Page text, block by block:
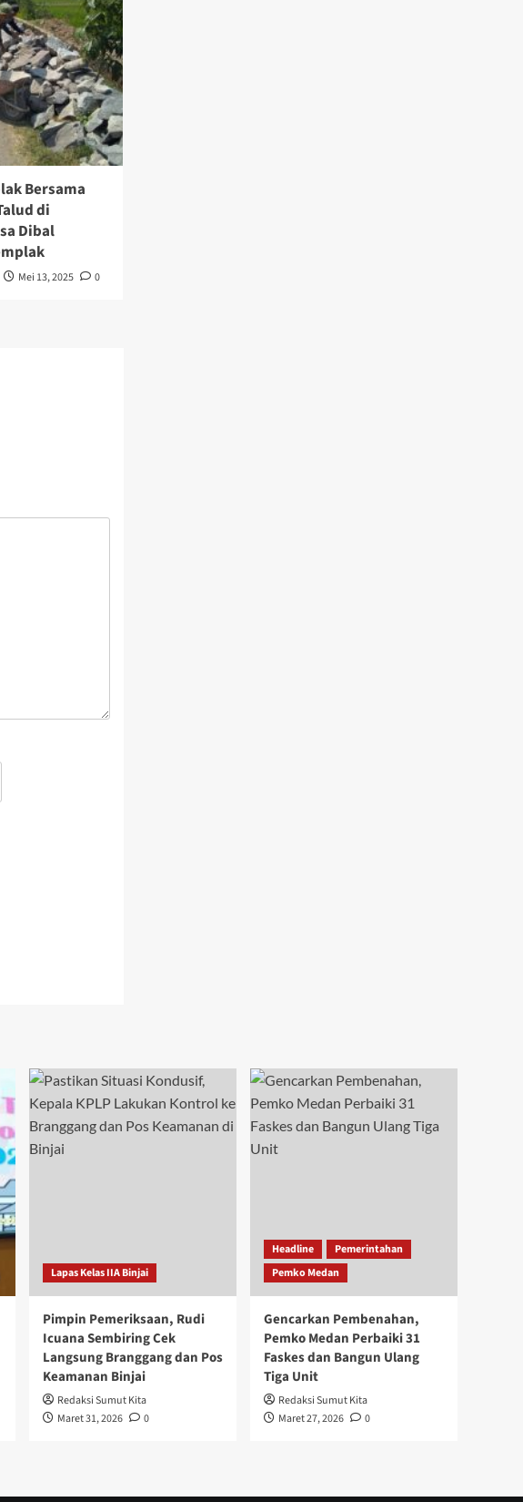
Bersama
di
Dibal
Mei 13, 2025 0
Lapas Kelas IIA Binjai
Pimpin Pemeriksaan, Rudi
Icuana Sembiring Cek
Langsung Branggang dan Pos
Keamanan Binjai
Redaksi Sumut Kita
Maret 31, 2026
0
Headline
Pemerintahan
Pemko Medan
Gencarkan Pembenahan,
Pemko Medan Perbaiki 31
Faskes dan Bangun Ulang
Tiga Unit
Redaksi Sumut Kita
Maret 27, 2026
0